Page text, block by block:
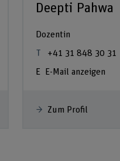
Deepti Pahwa
Dozentin
+41 31 848 30 31
E-Mail anzeigen
Zum Profil